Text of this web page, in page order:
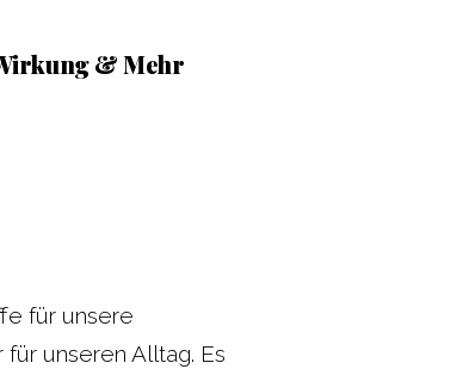
& Mehr
für unsere
unseren Alltag. Es